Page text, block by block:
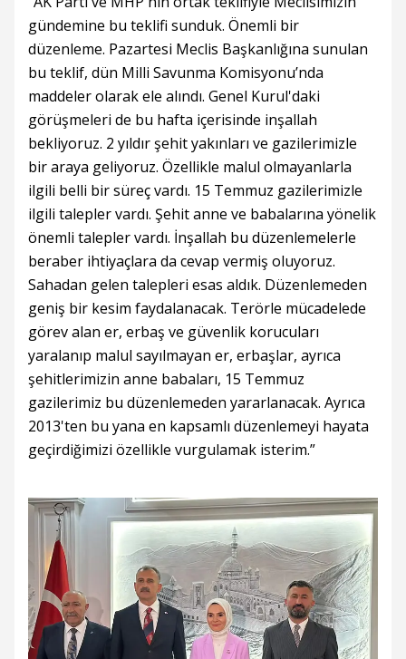
gündemine bu teklifi sunduk. Önemli bir
düzenleme. Pazartesi Meclis Başkanlığına sunulan
bu teklif, dün Milli Savunma Komisyonu’nda
maddeler olarak ele alındı. Genel Kurul'daki
görüşmeleri de bu hafta içerisinde inşallah
bekliyoruz. 2 yıldır şehit yakınları ve gazilerimizle
bir araya geliyoruz. Özellikle malul olmayanlarla
ilgili belli bir süreç vardı. 15 Temmuz gazilerimizle
ilgili talepler vardı. Şehit anne ve babalarına yönelik
önemli talepler vardı. İnşallah bu düzenlemelerle
beraber ihtiyaçlara da cevap vermiş oluyoruz.
Sahadan gelen talepleri esas aldık. Düzenlemeden
geniş bir kesim faydalanacak. Terörle mücadelede
görev alan er, erbaş ve güvenlik korucuları
yaralanıp malul sayılmayan er, erbaşlar, ayrıca
şehitlerimizin anne babaları, 15 Temmuz
gazilerimiz bu düzenlemeden yararlanacak. Ayrıca
2013'ten bu yana en kapsamlı düzenlemeyi hayata
geçirdiğimizi özellikle vurgulamak isterim.”